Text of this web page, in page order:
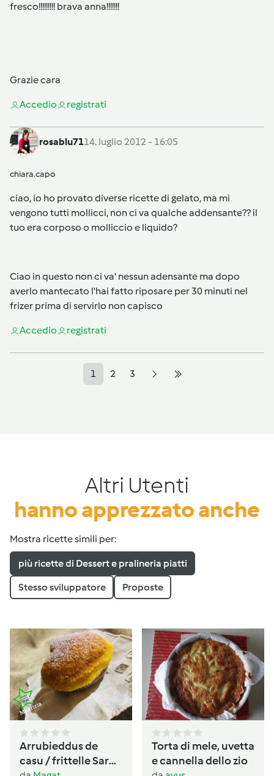
fresco!!!!!!!!! brava anna!!!!!!!
Grazie cara
Accedio registrati
rosablu7114. luglio 2012 - 16:05
chiara.capo
ciao, io ho provato diverse ricette di gelato, ma mi
vengono tutti mollicci, non ci va qualche addensante?? il
tuo era corposo o molliccio e liquido?
Ciao in questo non ci va' nessun adensante ma dopo
averlo mantecato l'hai fatto riposare per 30 minuti nel
frizer prima di servirlo non capisco
Accedio registrati
1 2 3
Altri Utenti
hanno apprezzato anche
Mostra ricette simili per:
più ricette di Dessert e pralineria piatti
Stesso sviluppatore Proposte
Arrubieddus de
casu / frittelle Sarde
Torta di mele, uvetta
e cannella dello zio